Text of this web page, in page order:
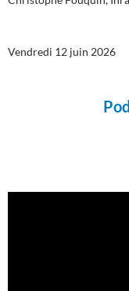
Vendredi 12 juin 2026